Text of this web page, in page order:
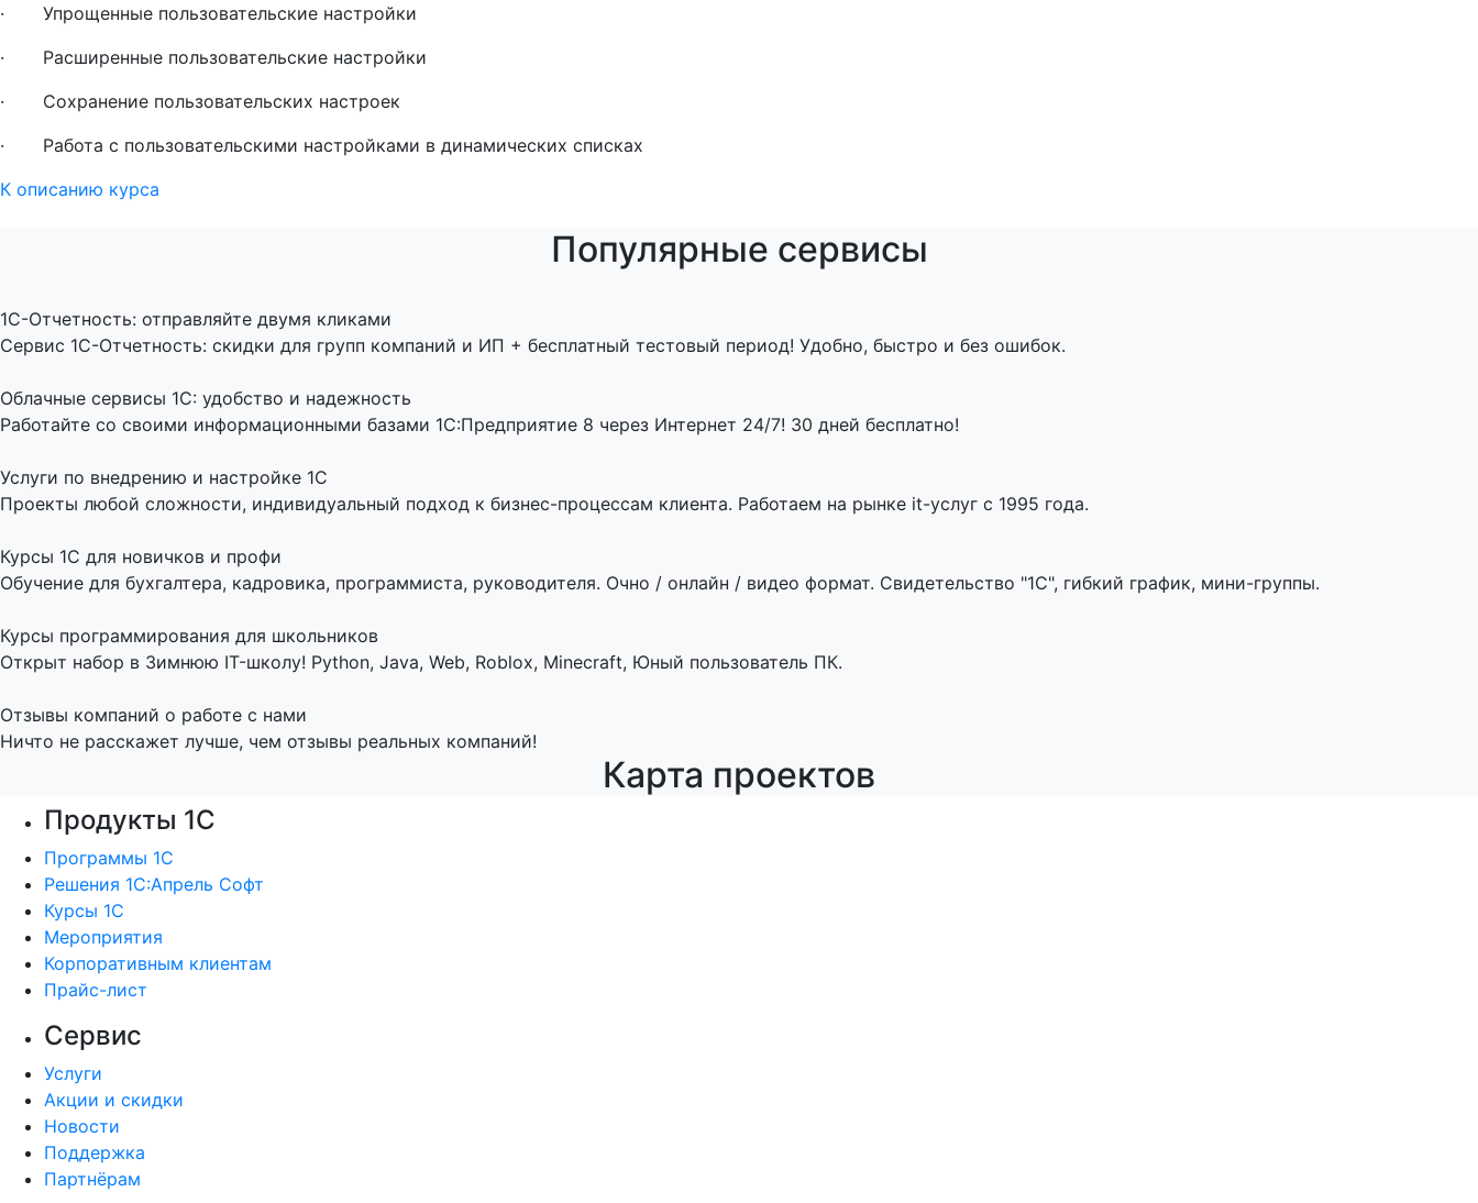
· Упрощенные пользовательские настройки
· Расширенные пользовательские настройки
· Сохранение пользовательских настроек
· Работа с пользовательскими настройками в динамических списках
К описанию курса
Популярные сервисы
1C-Отчетность: отправляйте двумя кликами
Сервис 1С-Отчетность: скидки для групп компаний и ИП + бесплатный тестовый период! Удобно, быстро и без ошибок.
Облачные сервисы 1С: удобство и надежность
Работайте со своими информационными базами 1С:Предприятие 8 через Интернет 24/7! 30 дней бесплатно!
Услуги по внедрению и настройке 1С
Проекты любой сложности, индивидуальный подход к бизнес-процессам клиента. Работаем на рынке it-услуг с 1995 года.
Курсы 1С для новичков и профи
Обучение для бухгалтера, кадровика, программиста, руководителя. Очно / онлайн / видео формат. Свидетельство "1С", гибкий график, мини-группы.
Курсы программирования для школьников
Открыт набор в Зимнюю IT-школу! Python, Java, Web, Roblox, Minecraft, Юный пользователь ПК.
Отзывы компаний о работе с нами
Ничто не расскажет лучше, чем отзывы реальных компаний!
Карта проектов
Продукты 1С
Программы 1С
Решения 1С:Апрель Софт
Курсы 1С
Мероприятия
Корпоративным клиентам
Прайс-лист
Сервис
Услуги
Акции и скидки
Новости
Поддержка
Партнёрам